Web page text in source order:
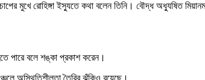
মুখে রোহিঙ্গা ইস্যুতে কথা বলেন তিনি। বৌদ্ধ অধ্যুষিত
পারে বলে শঙ্কা প্রকাশ করেন।